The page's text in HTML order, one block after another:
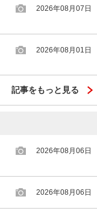
2026年08月07日
2026年08月01日
記事をもっと見る
2026年08月06日
2026年08月06日